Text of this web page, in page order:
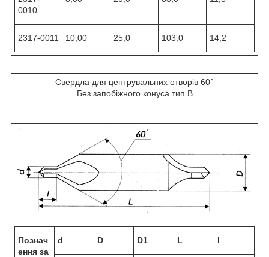
0010
2317-0011 10,00 25,0 103,0 14,2
Свердла для центрувальних отворів 60°
Без запобіжного конуса тип В
Познач
ення за
d D D1 L I